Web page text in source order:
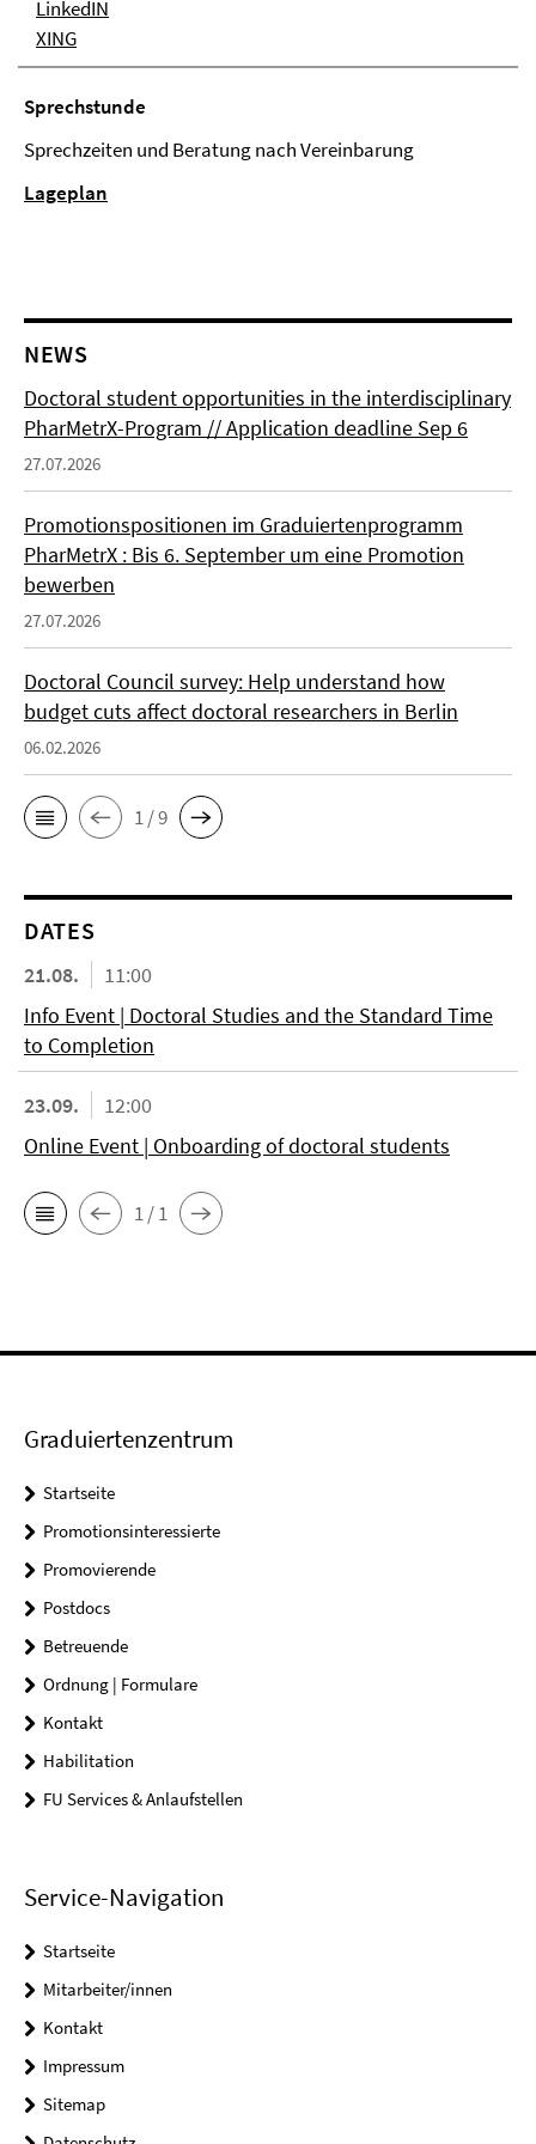
LinkedIN
XING
Sprechstunde
Sprechzeiten und Beratung nach Vereinbarung
Lageplan
NEWS
Doctoral student opportunities in the interdisciplinary
PharMetrX-Program // Application deadline Sep 6
27.07.2026
Promotionspositionen im Graduiertenprogramm
PharMetrX : Bis 6. September um eine Promotion
bewerben
27.07.2026
Doctoral Council survey: Help understand how
budget cuts affect doctoral researchers in Berlin
06.02.2026
1 / 9
DATES
21.08.
11:00
Info Event | Doctoral Studies and the Standard Time
to Completion
23.09.
12:00
Online Event | Onboarding of doctoral students
1 / 1
Graduiertenzentrum
Startseite
Promotionsinteressierte
Promovierende
Postdocs
Betreuende
Ordnung | Formulare
Kontakt
Habilitation
FU Services & Anlaufstellen
Service-Navigation
Startseite
Mitarbeiter/innen
Kontakt
Impressum
Sitemap